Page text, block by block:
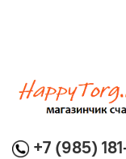
+7 (985)